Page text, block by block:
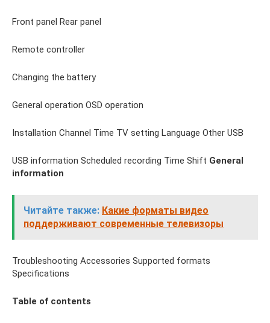
Front panel Rear panel
Remote controller
Changing the battery
General operation OSD operation
Installation Channel Time TV setting Language Other USB
USB information Scheduled recording Time Shift General
information
Читайте также: Какие форматы видео
поддерживают современные телевизоры
Troubleshooting Accessories Supported formats
Specifications
Table of contents